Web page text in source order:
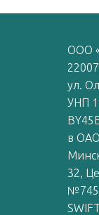
ООО
ул.
УНП
в
32,
№745